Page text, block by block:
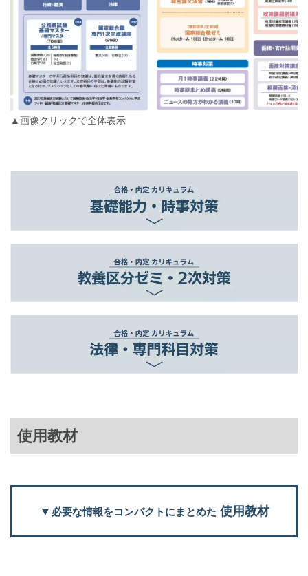
▲画像クリックで全体表示
使用教材
▼ 必要な情報をコンパクトにまとめた 使用教材